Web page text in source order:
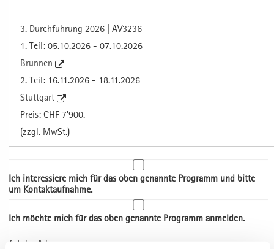
3. Durchführung 2026 | AV3236
1. Teil: 05.10.2026 - 07.10.2026
Brunnen
2. Teil: 16.11.2026 - 18.11.2026
Stuttgart
Preis: CHF 7'900.-
(zzgl. MwSt.)
Ich interessiere mich für das oben genannte Programm und bitte
um Kontaktaufnahme.
Ich möchte mich für das oben genannte Programm anmelden.
Art der Adresse